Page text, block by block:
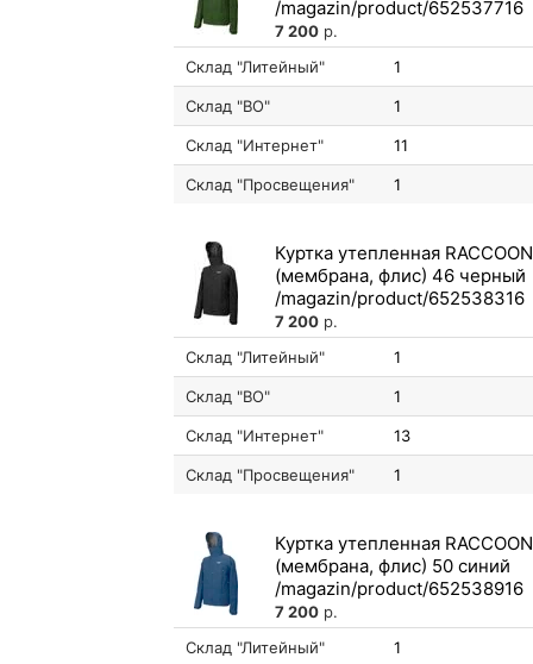
7 200 р.
Склад "Литейный"
1
Склад "ВО" 1
Склад "Интернет" 11
Склад "Просвещения" 1
Куртка утепленная RACCOON
(мембрана, флис) 46 черный
7 200 р.
Склад "Литейный"
1
Склад "ВО" 1
Склад "Интернет" 13
Склад "Просвещения" 1
Куртка утепленная RACCOON
(мембрана, флис) 50 синий
7 200 р.
Склад "Литейный"
1